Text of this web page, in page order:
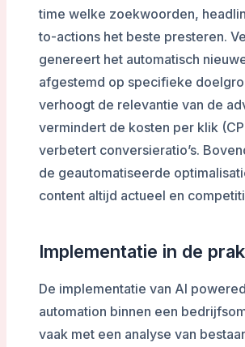
time welke zoekwoorden,
to-actions het beste presteren.
genereert het automatisch
afgestemd op specifieke
verhoogt de relevantie van de
vermindert de kosten per klik
verbetert conversieratio’s.
de geautomatiseerde
content altijd actueel en
Implementatie in de
De implementatie van AI
automation binnen een
vaak met een analyse van